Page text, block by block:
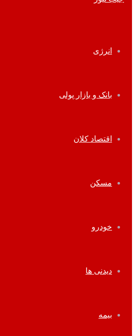
انرژی
بانک و بازار پولی
اقتصاد کلان
مسکن
خودرو
دیدنی ها
بیمه